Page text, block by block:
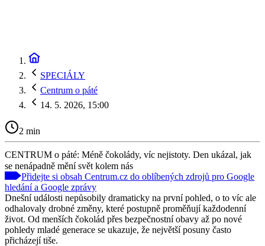
SPECIÁLY
Centrum o páté
14. 5. 2026, 15:00
2 min
CENTRUM o páté: Méně čokolády, víc nejistoty. Den ukázal, jak
se nenápadně mění svět kolem nás
Přidejte si obsah Centrum.cz do oblíbených zdrojů pro Google
hledání a Google zprávy
Dnešní události nepůsobily dramaticky na první pohled, o to víc ale
odhalovaly drobné změny, které postupně proměňují každodenní
život. Od menších čokolád přes bezpečnostní obavy až po nové
pohledy mladé generace se ukazuje, že největší posuny často
přicházejí tiše.